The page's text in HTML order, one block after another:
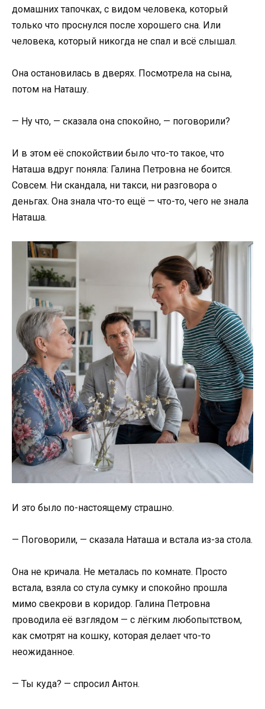
домашних тапочках, с видом человека, который
только что проснулся после хорошего сна. Или
человека, который никогда не спал и всё слышал.
Она остановилась в дверях. Посмотрела на сына,
потом на Наташу.
— Ну что, — сказала она спокойно, — поговорили?
И в этом её спокойствии было что-то такое, что
Наташа вдруг поняла: Галина Петровна не боится.
Совсем. Ни скандала, ни такси, ни разговора о
деньгах. Она знала что-то ещё — что-то, чего не знала
Наташа.
И это было по-настоящему страшно.
— Поговорили, — сказала Наташа и встала из-за стола.
Она не кричала. Не металась по комнате. Просто
встала, взяла со стула сумку и спокойно прошла
мимо свекрови в коридор. Галина Петровна
проводила её взглядом — с лёгким любопытством,
как смотрят на кошку, которая делает что-то
неожиданное.
— Ты куда? — спросил Антон.